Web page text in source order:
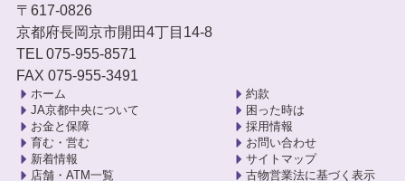
〒617-0826
京都府長岡京市開田4丁目14-8
TEL 075-955-8571
FAX 075-955-3491
ホーム
JA京都中央について
お金と保障
育む・営む
新着情報
店舗・ATM一覧
約款
困った時は
採用情報
お問い合わせ
サイトマップ
古物営業法に基づく表示